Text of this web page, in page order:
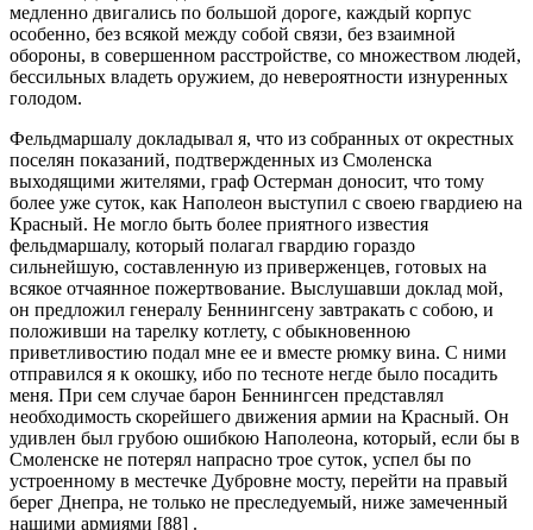
медленно двигались по большой дороге, каждый корпус
особенно, без всякой между собой связи, без взаимной
обороны, в совершенном расстройстве, со множеством людей,
бессильных владеть оружием, до невероятности изнуренных
голодом.
Фельдмаршалу докладывал я, что из собранных от окрестных
поселян показаний, подтвержденных из Смоленска
выходящими жителями, граф Остерман доносит, что тому
более уже суток, как Наполеон выступил с своею гвардиею на
Красный. Не могло быть более приятного известия
фельдмаршалу, который полагал гвардию гораздо
сильнейшую, составленную из приверженцев, готовых на
всякое отчаянное пожертвование. Выслушавши доклад мой,
он предложил генералу Беннингсену завтракать с собою, и
положивши на тарелку котлету, с обыкновенною
приветливостию подал мне ее и вместе рюмку вина. С ними
отправился я к окошку, ибо по тесноте негде было посадить
меня. При сем случае барон Беннингсен представлял
необходимость скорейшего движения армии на Красный. Он
удивлен был грубою ошибкою Наполеона, который, если бы в
Смоленске не потерял напрасно трое суток, успел бы по
устроенному в местечке Дубровне мосту, перейти на правый
берег Днепра, не только не преследуемый, ниже замеченный
нашими армиями [88] .